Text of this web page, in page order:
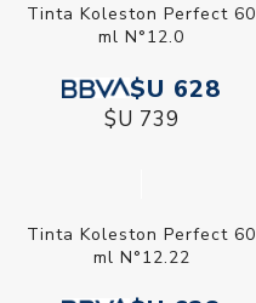
Tinta Koleston Perfect 60
ml N°12.0
$U 628
$U 739
Tinta Koleston Perfect 60
ml N°12.22